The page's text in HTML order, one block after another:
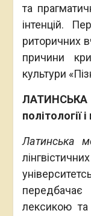
та
інтенцій.
риторичних
причини
культури
ЛАТИНСЬКА
політології
Латинська
лексикою